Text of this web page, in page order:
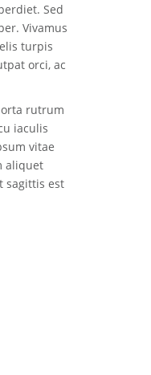
Sed
Vivamus
turpis
orci, ac
rutrum
iaculis
vitae
aliquet
sagittis est